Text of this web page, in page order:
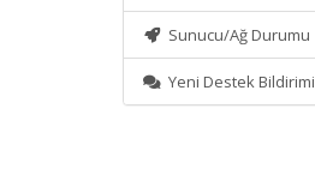
Sunucu/Ağ Durumu
Yeni Destek Bildirimi